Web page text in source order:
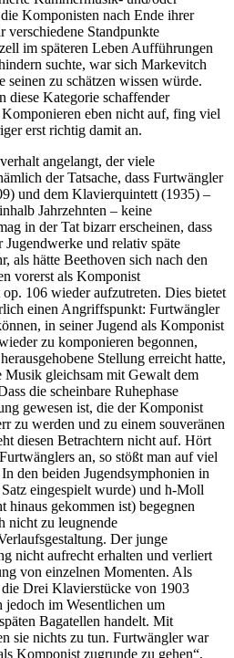
Komponisten nach Ende ihrer
verschiedene Standpunkte
im späteren Leben Aufführungen
suchte, war sich Markevitch
seinen zu schätzen wissen würde.
diese Kategorie schaffender
eben nicht auf, fing viel
erst richtig damit an.
angelangt, der viele
der Tatsache, dass Furtwängler
und dem Klavierquintett (1935) –
Jahrzehnten – keine
in der Tat bizarr erscheinen, dass
und relativ späte
als hätte Beethoven sich nach den
vorerst als Komponist
106 wieder aufzutreten. Dies bietet
einen Angriffspunkt: Furtwängler
in seiner Jugend als Komponist
zu komponieren begonnen,
Stellung erreicht hatte,
Musik gleichsam mit Gewalt dem
die scheinbare Ruhephase
gewesen ist, die der Komponist
zu werden und zu einem souveränen
diesen Betrachtern nicht auf. Hört
an, so stößt man auf viel
den beiden Jugendsymphonien in
eingespielt wurde) und h-Moll
hinaus gekommen ist) begegnen
nicht zu leugnende
Der junge
nicht aufrecht erhalten und verliert
von einzelnen Momenten. Als
Drei Klavierstücke von 1903
jedoch im Wesentlichen um
Bagatellen handelt. Mit
sie nichts zu tun. Furtwängler war
Komponist zugrunde zu gehen“,